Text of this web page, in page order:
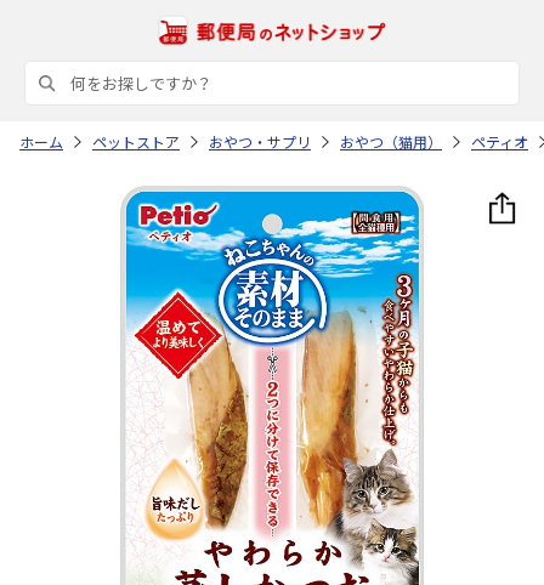
ホーム ペットストア おやつ・サプリ おやつ（猫用） ペティオ